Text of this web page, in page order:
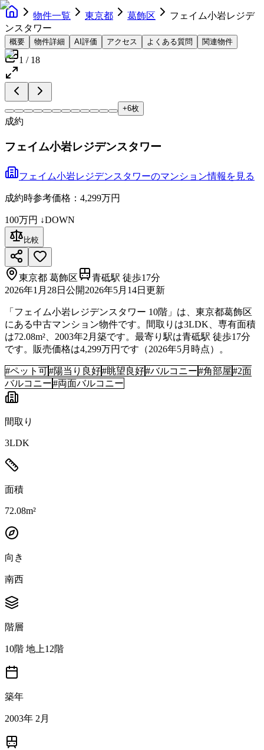
物件一覧 東京都 葛飾区
フェイム小岩レジデ
ンスタワー
概要 物件詳細 AI評価 アクセス よくある質問 関連物件
1 / 18
+6枚
成約
フェイム小岩レジデンスタワー
フェイム小岩レジデンスタワーのマンション情報を見る
成約時参考価格：4,299万円
100万円 ↓DOWN
比較
東京都 葛飾区
青砥駅 徒歩17分
2026年1月28日 公開2026年5月14日 更新
「フェイム小岩レジデンスタワー 10階」は、東京都葛飾区
にある中古マンション物件です。間取りは3LDK、専有面積
は72.08m²、2003年2月築です。最寄り駅は青砥駅 徒歩17分
です。販売価格は4,299万円です（2026年5月時点）。
#ペット可#陽当り良好#眺望良好#バルコニー#角部屋#2面
バルコニー#両面バルコニー
間取り
3LDK
面積
72.08m²
向き
南西
階層
10階 地上12階
築年
2003年 2月